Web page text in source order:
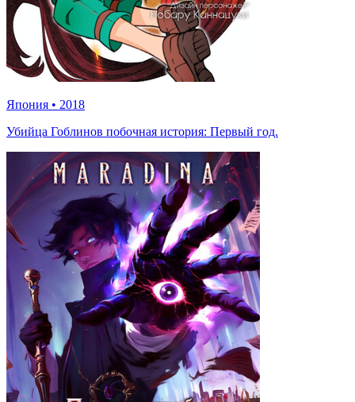
Япония • 2018
Убийца Гоблинов побочная история: Первый год.